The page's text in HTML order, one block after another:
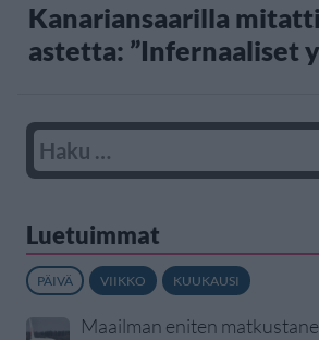
Kanariansaarilla
astetta: ”Infernaaliset
Luetuimmat
PÄIVÄ VIIKKO KUUKAUSI
Maailman eniten